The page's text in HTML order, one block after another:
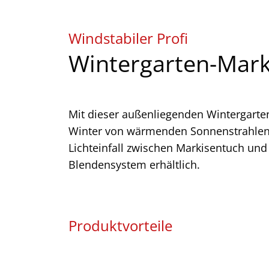
Windstabiler Profi
Wintergarten-
Mit dieser außenliegenden
Winter von wärmenden
Lichteinfall zwischen Markisentuch
Blendensystem erhältlich.
Produktvorteile